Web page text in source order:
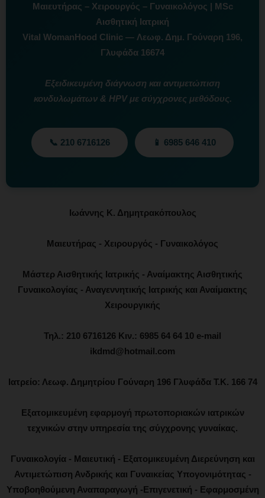
Μαιευτήρας – Χειρουργός – Γυναικολόγος | MSc
Αισθητική Ιατρική
Vital WomanHood Clinic — Λεωφ. Δημ. Γούναρη 196,
Γλυφάδα 16674
Εξειδικευμένη διάγνωση και αντιμετώπιση
κονδυλωμάτων & HPV με σύγχρονες μεθόδους.
📞 210 6716126 📱 6985 646 410
Ιωάννης Κ. Δημητρακόπουλος
Μαιευτήρας - Χειρουργός - Γυναικολόγος
Μάστερ Αισθητικής Ιατρικής - Αναίμακτης Αισθητικής
Γυναικολογίας - Αναγεννητικής Ιατρικής και Αναίμακτης
Χειρουργικής
Τηλ.: 210 6716126 Κιν.: 6985 64 64 10 e-mail
ikdmd@hotmail.com
Ιατρείο: Λεωφ. Δημητρίου Γούναρη 196 Γλυφάδα Τ.Κ. 166 74
Εξατομικευμένη εφαρμογή πρωτοποριακών ιατρικών
τεχνικών στην υπηρεσία της σύγχρονης γυναίκας.
Γυναικολογία - Μαιευτική - Εξατομικευμένη Διερεύνηση και
Αντιμετώπιση Ανδρικής και Γυναικείας Υπογονιμότητας -
Υποβοηθούμενη Αναπαραγωγή -Επιγενετική - Εφαρμοσμένη